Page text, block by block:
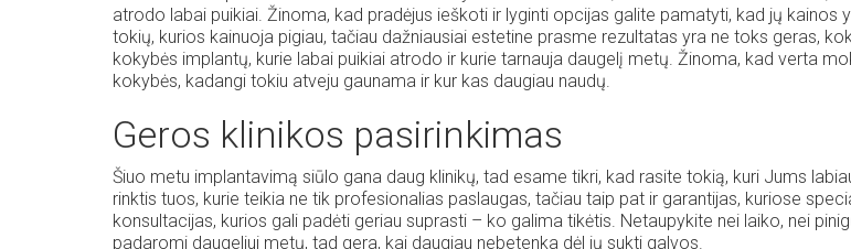
atrodo labai puikiai. Žinoma, kad pradėjus ieškoti ir lyginti opcijas galite pamatyti, kad jų kainos
tokių, kurios kainuoja pigiau, tačiau dažniausiai estetine prasme rezultatas yra ne toks geras,
kokybės implantų, kurie labai puikiai atrodo ir kurie tarnauja daugelį metų. Žinoma, kad verta
kokybės, kadangi tokiu atveju gaunama ir kur kas daugiau naudų.
Geros klinikos pasirinkimas
Šiuo metu implantavimą siūlo gana daug klinikų, tad esame tikri, kad rasite tokią, kuri Jums
rinktis tuos, kurie teikia ne tik profesionalias paslaugas, tačiau taip pat ir garantijas, kuriose
konsultacijas, kurios gali padėti geriau suprasti – ko galima tikėtis. Netaupykite nei laiko, nei
padaromi daugeliui metų, tad gera, kai daugiau nebetenka dėl jų sukti galvos.
Burnos